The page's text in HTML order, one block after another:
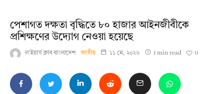
পেশাগত দক্ষতা বৃদ্ধিতে ৮০ হাজার আইনজীবীকে
প্রশিক্ষণের উদ্যোগ নেওয়া হয়েছে
ল'ইয়ার্স ক্লাব বাংলাদেশ জাতীয় ১১ মে, ২০২৬ 1 min read 0